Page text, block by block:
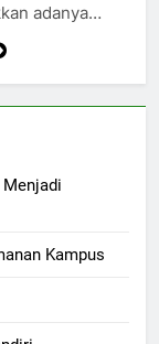
adanya…
Kampus